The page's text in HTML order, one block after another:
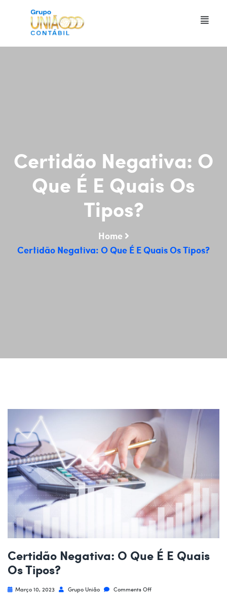
Certidão Negativa: O
Que É E Quais Os
Tipos?
Home
Certidão Negativa: O Que É E Quais Os Tipos?
Certidão Negativa: O Que É E Quais
Os Tipos?
Março 10, 2023 Grupo União Comments Off